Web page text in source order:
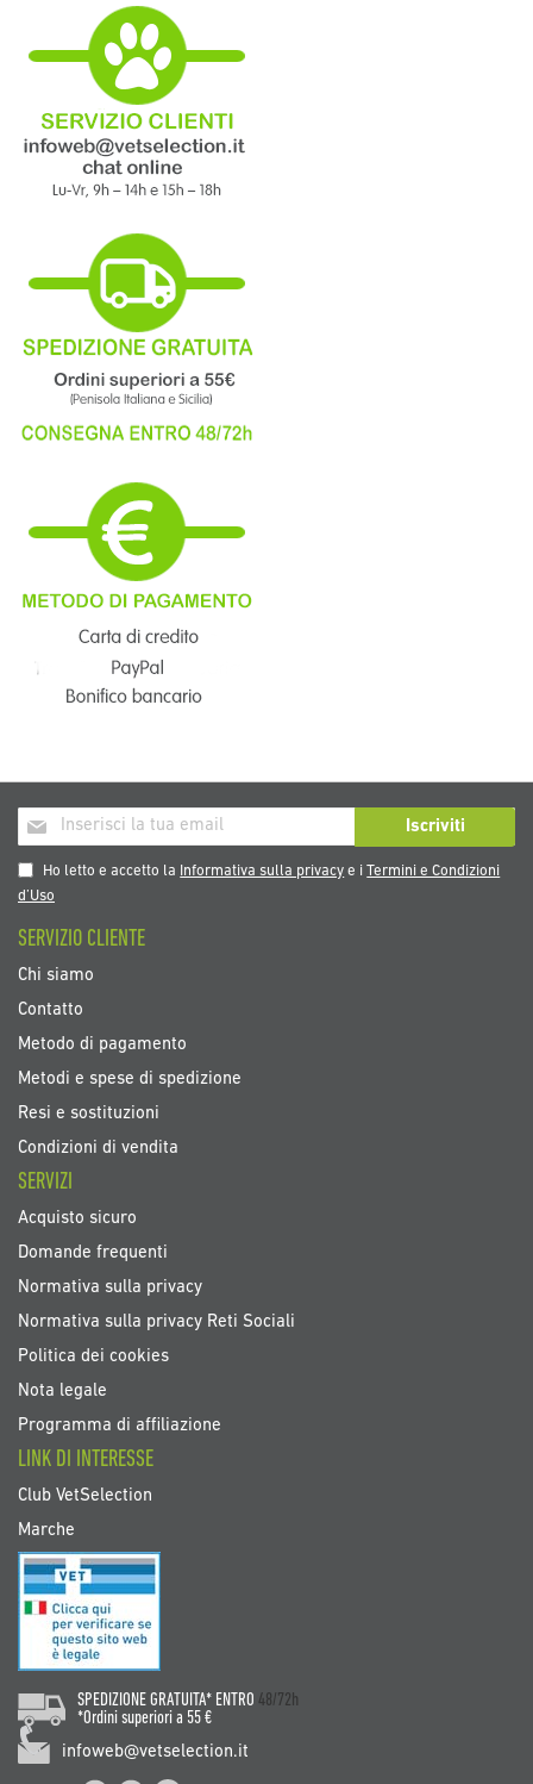
Iscriviti
alla
nostra
Newsletter:
Iscriviti
Ho letto e accetto la Informativa sulla privacy e i
Termini e Condizioni
d’Uso
SERVIZIO CLIENTE
Chi siamo
Contatto
Metodo di pagamento
Metodi e spese di spedizione
Resi e sostituzioni
Condizioni di vendita
SERVIZI
Acquisto sicuro
Domande frequenti
Normativa sulla privacy
Normativa sulla privacy Reti Sociali
Politica dei cookies
Nota legale
Programma di affiliazione
LINK DI INTERESSE
Club VetSelection
Marche
SPEDIZIONE GRATUITA* ENTRO 48/72h
*Ordini superiori a 55 €
infoweb@vetselection.it